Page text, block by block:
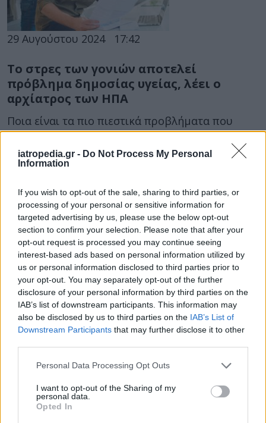
iatropedia.gr - Do Not Process My Personal
Information
If you wish to opt-out of the sale, sharing to third parties, or
processing of your personal or sensitive information for
targeted advertising by us, please use the below opt-out
section to confirm your selection. Please note that after your
opt-out request is processed you may continue seeing
interest-based ads based on personal information utilized by
us or personal information disclosed to third parties prior to
your opt-out. You may separately opt-out of the further
disclosure of your personal information by third parties on the
IAB’s list of downstream participants. This information may
also be disclosed by us to third parties on the IAB’s List of
Downstream Participants that may further disclose it to other
Personal Data Processing Opt Outs
I want to opt-out of the Sharing of my
personal data.
Opted In
29 Αυγούστου 2024 17:42
Το στρες των γονιών αποτελεί
πρόβλημα δημοσίας υγείας, λέει ο
αρχίατρος των ΗΠΑ
Ποια είναι τα πιο πιεστικά προβλήματα που
αντιμετωπίζουν στην καθημερινότητά τους.
19 Αυγούστου 2024 15:05
Πως να προστατεύσετε τα παιδιά σας
στις διακοπές – Οδηγίες για την
παραλία και την θάλασσα
Όπως επισημαίνουν οι γιατροί, καθώς τα παιδιά
ξέρουμε πρώτες βοήθειες.